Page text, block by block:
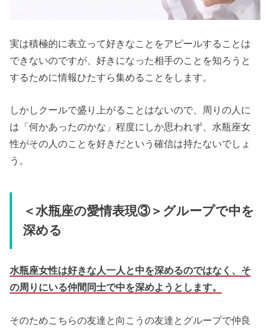
実は積極的に表立って好きなことをアピールすることは
できないのですが、好きになった相手のことを知ろうと
するために情報ひたすら集めることをします。
しかしクールで盛り上がることはないので、周りの人に
は「何かあったのかな」程度にしか思われず、水瓶座女
性がその人のことを好きだという確信は持たないでしょ
う。
＜水瓶座の愛情表現③＞グループで中を
深める
水瓶座女性は好きな人一人と中を深めるのではなく、そ
の周りにいる仲間同士で中を深めようとします。
そのためこちらの友達と向こうの友達とグループで仲良